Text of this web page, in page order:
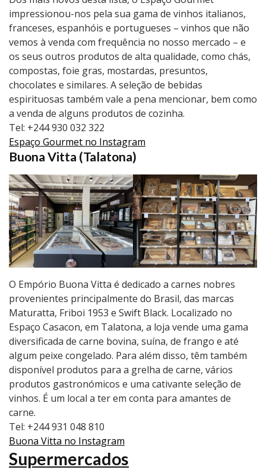
impressionou-nos pela sua gama de vinhos italianos,
franceses, espanhóis e portugueses – vinhos que não
vemos à venda com frequência no nosso mercado – e
os seus outros produtos de alta qualidade, como chás,
compostas, foie gras, mostardas, presuntos,
chocolates e similares. A seleção de bebidas
espirituosas também vale a pena mencionar, bem como
a venda de alguns produtos de cozinha.
Tel: +244 930 032 322
Espaço Gourmet no Instagram
Buona Vitta (Talatona)
O Empório Buona Vitta é dedicado a carnes nobres
provenientes principalmente do Brasil, das marcas
Maturatta, Friboi 1953 e Swift Black. Localizado no
Espaço Casacon, em Talatona, a loja vende uma gama
diversificada de carne bovina, suína, de frango e até
algum peixe congelado. Para além disso, têm também
disponível produtos para a grelha de carne, vários
produtos gastronómicos e uma cativante seleção de
vinhos. É um local a ter em conta para amantes de
carne.
Tel: +244 931 048 810
Buona Vitta no Instagram
Supermercados